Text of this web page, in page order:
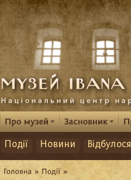
Події Новини Відбулося